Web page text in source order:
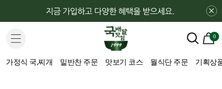
×
0
가정식 국,찌개 밑반찬 주문 맛보기 코스 월식단 주문 기획상